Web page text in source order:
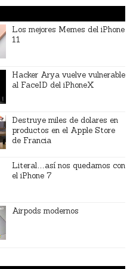
Los mejores Memes del iPhone
11
Hacker Arya vuelve vulnerable
al FaceID del iPhoneX
Destruye miles de dolares en
productos en el Apple Store
de Francia
Literal…así nos quedamos con
el iPhone 7
Airpods modernos